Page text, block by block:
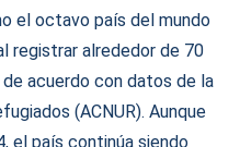
el octavo país del mundo
registrar alrededor de 70
acuerdo con datos de la
(ACNUR). Aunque
el país continúa siendo